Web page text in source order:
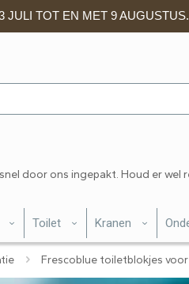
JULI TOT EN MET 9
door ons ingepakt. Houd er
Toilet Kranen
Frescoblue toiletblokjes